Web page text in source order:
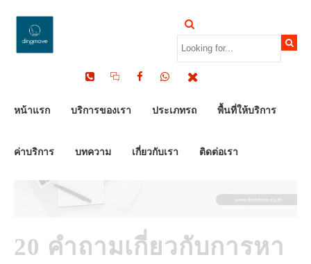
หน้าแรก บริการของเรา ประเภทรถ พื้นที่ให้บริการ
ค่าบริการ บทความ เกี่ยวกับเรา ติดต่อเรา
20 คำถามเกี่ยวกับการหา